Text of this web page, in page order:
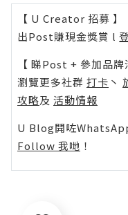
【 U Creator 招募 】
出Post賺現金獎賞 l
【 睇Post + 參加品牌
瀏覽更多社群 打卡 丶
攻略及 活動情報
U Blog開咗
Follow 我哋 ！